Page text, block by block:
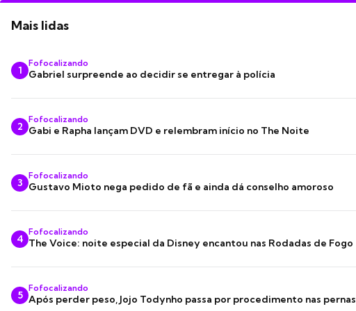
Mais lidas
1
Fofocalizando
Gabriel surpreende ao decidir se entregar à polícia
2
Fofocalizando
Gabi e Rapha lançam DVD e relembram início no The Noite
3
Fofocalizando
Gustavo Mioto nega pedido de fã e ainda dá conselho amoroso
4
Fofocalizando
The Voice: noite especial da Disney encantou nas Rodadas de Fogo
5
Fofocalizando
Após perder peso, Jojo Todynho passa por procedimento nas pernas